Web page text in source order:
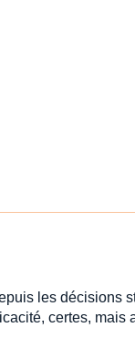
les décisions
certes, mais